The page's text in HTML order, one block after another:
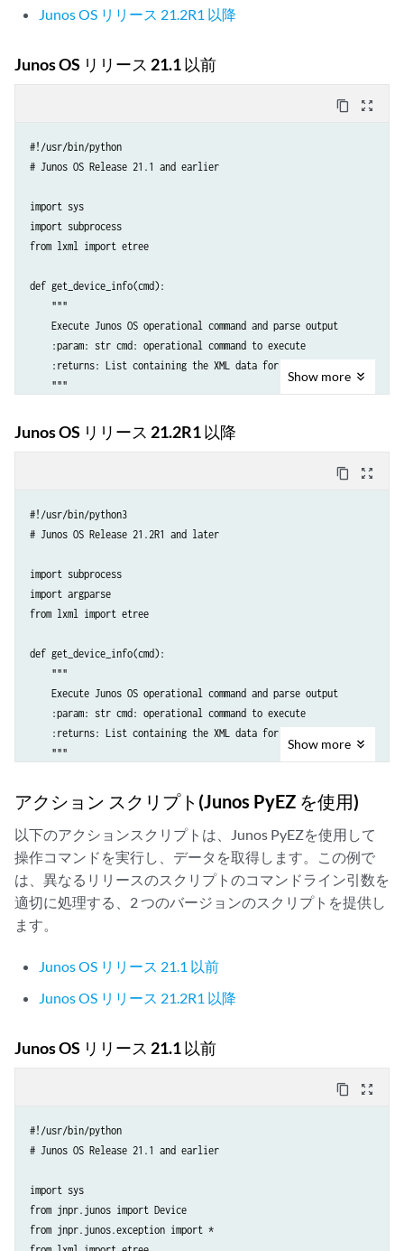
             junos-odl:indent 5;
             junos-odl:line {
           }
         }
     }
  }
Junos OS リリース 21.2R1 以降
Junos OS リリース 21.1 以前
content_copy zoom_out_map
#!/usr/bin/python
# Junos OS Release 21.1 and earlier
import sys
import subprocess
from lxml import etree
def get_device_info(cmd):
    """
    Execute Junos OS operational command and parse output
    :param: str cmd: operational command to execute
    :returns: List containing the XML data for each interface
    """
    # execute Junos OS operational command and retrieve output
    proc = subprocess.Popen(cmd, stdout=subprocess.PIPE)
    xml_items = []
    for intf in root.xpath("/rpc-reply \
        /*[local-name()='interface-information'] \
        /*[local-name()='physical-interface']"):
        # retrieve data for the interface name and operational status
oper_status = intf.xpath("*[local-name()='oper-
        # append the XML for each interface to a list
        xml_item = etree.Element('status-info')
        interface.text = name
        status.text = oper_status
        xml_items.append(xml_item)
    return xml_items
def generate_xml(cmd):
    Generate the XML tree for the RPC output
    :returns: XML tree for the RPC output
    intf_list_xml = get_device_info(cmd)
    return xml
Show more
Junos OS リリース 21.2R1 以降
content_copy zoom_out_map
#!/usr/bin/python3
# Junos OS Release 21.2R1 and later
import subprocess
import argparse
from lxml import etree
def get_device_info(cmd):
    """
    Execute Junos OS operational command and parse output
    :param: str cmd: operational command to execute
    :returns: List containing the XML data for each interface
    """
    # execute Junos OS operational command and retrieve output
    proc = subprocess.Popen(cmd, stdout=subprocess.PIPE)
    tmp = proc.stdout.read()
    root = etree.fromstring(tmp.strip())
    xml_items = []
    # parse output for required data
        /*[local-name()='interface-information'] \
        /*[local-name()='physical-interface']"):
        name = intf.xpath("*[local-name()='name']")[0].text
oper_status = intf.xpath("*[local-name()='oper-
        xml_item = etree.Element('status-info')
        interface = etree.SubElement(xml_item, 'interface')
        status = etree.SubElement(xml_item, 'status')
        status.text = oper_status
        xml_items.append(xml_item)
Show more
アクション スクリプト(Junos PyEZ を使用)
以下のアクションスクリプトは、Junos PyEZを使用して
操作コマンドを実行し、データを取得します。この例で
は、異なるリリースのスクリプトのコマンドライン引数を
適切に処理する、2 つのバージョンのスクリプトを提供し
ます。
Junos OS リリース 21.1 以前
Junos OS リリース 21.2R1 以降
Junos OS リリース 21.1 以前
content_copy zoom_out_map
#!/usr/bin/python
# Junos OS Release 21.1 and earlier
import sys
from jnpr.junos import Device
from jnpr.junos.exception import *